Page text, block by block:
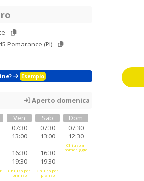
Pomarance (PI)
Esempio
Aperto domenica
Ven
07:30
13:00
-
16:30
19:30
Chiuso per
pranzo
Sab
07:30
13:00
-
16:30
19:30
Chiuso per
pranzo
Dom
07:30
12:30
Chiuso al
pomeriggio